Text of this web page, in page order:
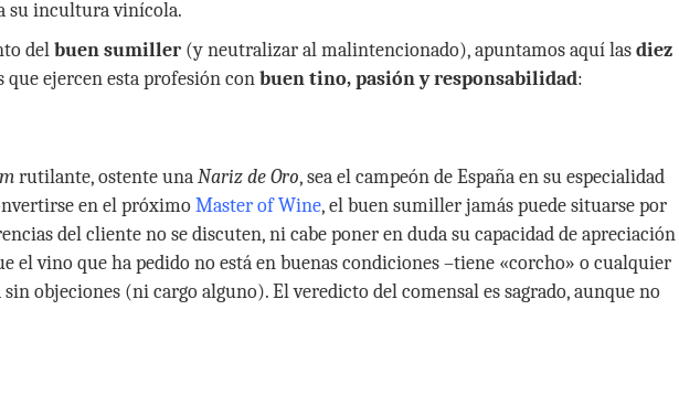
su incultura vinícola.
delbuen sumiller (y neutralizar al malintencionado), apuntamos aquí lasdiez
que ejercen esta profesión conbuen tino, pasión y responsabilidad:
rutilante, ostente unaNariz de Oro, sea el campeón de España en su especialidad
en el próximoMaster of Wine, el buen sumiller jamás puede situarse por
del cliente no se discuten, ni cabe poner en duda su capacidad de apreciación
el vino que ha pedido no está en buenas condiciones –tiene «corcho» o cualquier
objeciones (ni cargo alguno). El veredicto del comensal es sagrado, aunque no